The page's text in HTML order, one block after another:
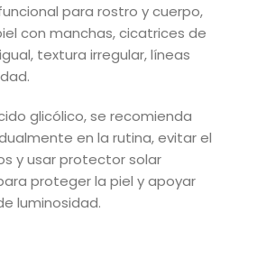
para rostro y cuerpo,
con manchas, cicatrices de
textura irregular, líneas
glicólico, se recomienda
en la rutina, evitar el
y usar protector solar
proteger la piel y apoyar
luminosidad.